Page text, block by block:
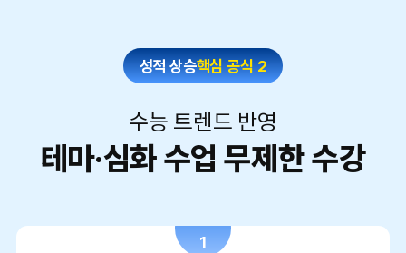
성적 상승핵심 공식 2
수능 트렌드 반영
테마·심화 수업 무제한 수강
1